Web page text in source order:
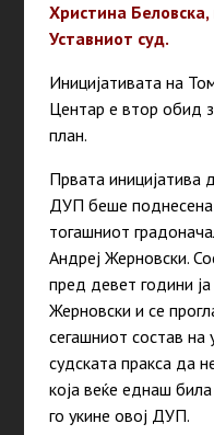
Христина
Уставниот суд.
Иницијативата на
Центар е втор обид
план.
Првата иницијатива
ДУП беше
тогашниот
Андреј Жерновски.
пред девет години
Жерновски и се
сегашниот состав на
судската пракса да
која веќе еднаш
го укине овој ДУП.